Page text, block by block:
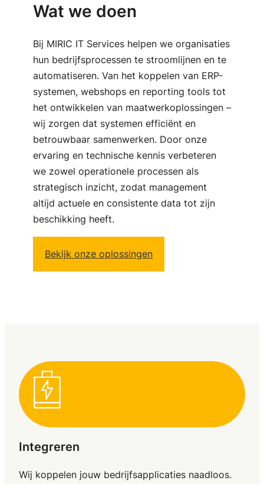
Wat we doen
Bij MIRIC IT Services helpen we organisaties
hun bedrijfsprocessen te stroomlijnen en te
automatiseren. Van het koppelen van ERP-
systemen, webshops en reporting tools tot
het ontwikkelen van maatwerkoplossingen –
wij zorgen dat systemen efficiënt en
betrouwbaar samenwerken. Door onze
ervaring en technische kennis verbeteren
we zowel operationele processen als
strategisch inzicht, zodat management
altijd actuele en consistente data tot zijn
beschikking heeft.
Bekijk onze oplossingen
Integreren
Wij koppelen jouw bedrijfsapplicaties naadloos.